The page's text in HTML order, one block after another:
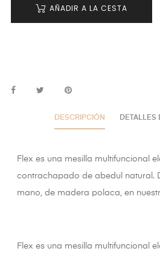
AÑADIR A LA CESTA
DESCRIPCIÓN DETALLES
Flex es una mesilla multifuncional
contrachapado de abedul natural.
mano, de madera polaca, en
Flex es una mesilla multifuncional